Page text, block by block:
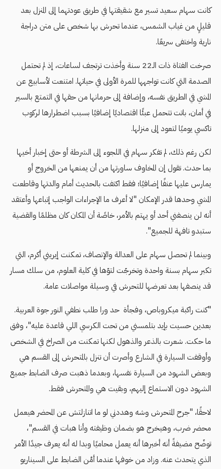
كانت سهام سعيد تسير مع شقيقتها في طريق عودتهما إلى المنزل بعد
قليلٍ من غياب الشمس، عندما تحرش بها شخص على متن دراجة
نارية واختفى سريعًا.
صرخت الفتاة ذات الـ22 سنة وأخذت ترتجف لساعات، إذ لم تحتمل
الصدمة التي كانت تواجهها للمرة الأولى في حياتها. امتنعت لأسابيع عن
المشي في الطريق نفسه، وإضافة إلى حرمانها من حقها في التمتع بالسير
في أمان، باتت تتحمل عبئًا اقتصاديًا إضافيًا بسبب اضطرارها لركوب
تاكسي يوميًا لتعود إلى منزلها.
لكن رغم ذلك، لم تفكر سهام في اللجوء إلى الشرطة أو حتى إخبار أخيها
بما حدث. تقول إن المخاوف ساورتها من أن يمنعها من الخروج أو
يمارس عليها عنفًا إضافيًا؛ فقط اكتفت بالحديث أمام والدتها وقاطعت
المشي وحدها قدر الإمكان "لا أعرف ما الإجراءات الواجب إتباعها وأعتقد
أنه لن ينصفني أحد أو يهتم بالأمر، خاصًة أن المكان كان مظلمًا والقضية
ستبدو تافهة للجميع".
وبينما لم تحصل سهام على العدالة والإنصاف، تمكنت إيريني أكرم، التي
تكبر سهام بسنة واحدة وتخرجّت لتوّها في كلية العلوم، من سلك مسار
قد ينصفها بعد تعرضها للتحرش في وسيلة مواصلات عامة.
"كنت راكبة ميكروباص، وفجأة حد ورا طلب نطفي النور جوة العربية.
بعدين حسيت بإيد بتلمسني من تحت الكرسي اللي قاعدة عليه"، وفق
ما حكت. شعرت بالذعر والذهول لكنها تمكنت من الصراخ في الشخص
وأوقفت السيارة في الشارع وأصرت أن تنزل بالمتحرش إلى القسم هي
وبعض الشهود من السيارة نفسها، وبعدما ذهبت صرف الضابط جميع
الشهود دون الاستماع إليهم، وبقيت هي والمتحرش فقط.
لاحقًا، "جرح المتحرش وشه وهددني لو ما اتنازلتش عن المحضر هيعمل
محضر ضرب، وهيخرج هو بضمان وظيفته وأنا هبات في القسم"،
توضّح مضيفةً أنه أخبرها أنه يعمل محاميًا وبدا له أنه يعرف جيدًا الأمر
الذي يتحدث عنه. وزاد من خوفها عندما أمَّن الضابط على السيناريو